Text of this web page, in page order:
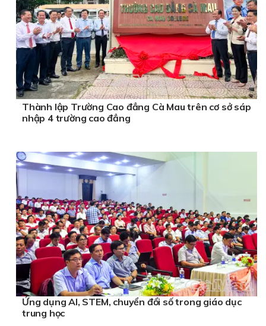
Thành lập Trường Cao đẳng Cà Mau trên cơ sở sáp
nhập 4 trường cao đẳng
Ứng dụng AI, STEM, chuyển đổi số trong giáo dục
trung học